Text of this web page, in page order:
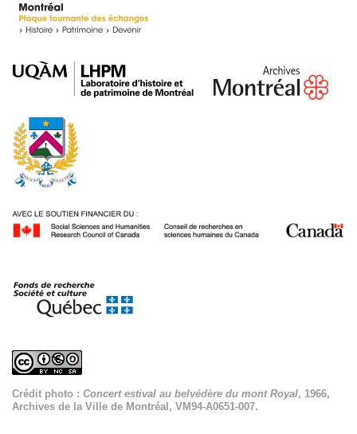
Crédit photo : Concert estival au belvédère du mont Royal, 1966,
Archives de la Ville de Montréal, VM94-A0651-007.